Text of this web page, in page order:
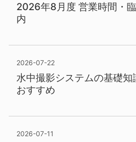
2026年8月度 営業時間・
内
2026-07-22
水中撮影システムの基礎知
おすすめ
2026-07-11